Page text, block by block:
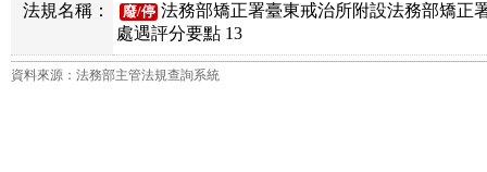
法規名稱： 廢/停 法務部矯正署臺東戒治所附設法務部矯正
處遇評分要點 13
資料來源：法務部主管法規查詢系統